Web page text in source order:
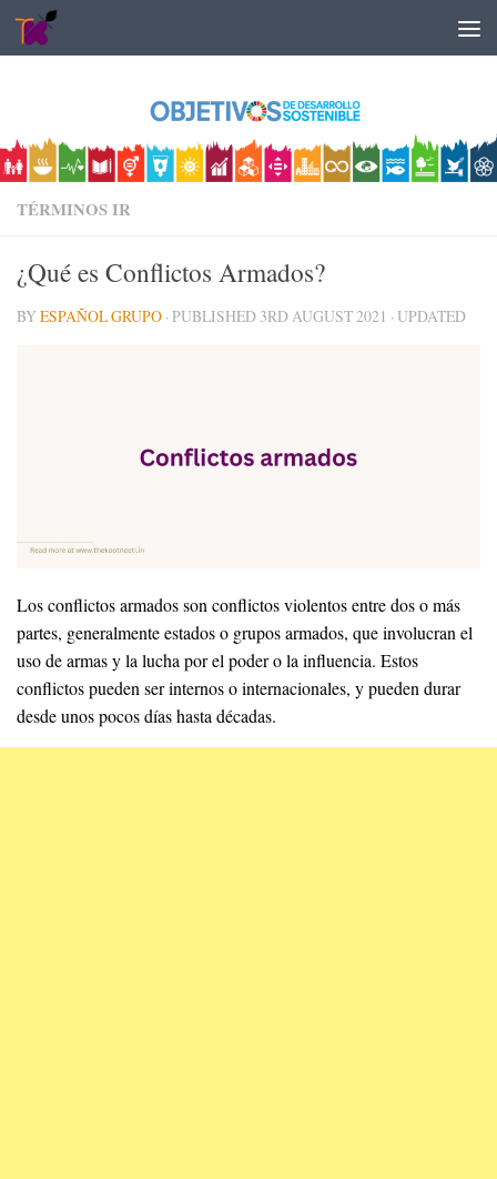
Skip to content
TÉRMINOS IR
¿Qué es Conflictos Armados?
BYESPAÑOL GRUPO · PUBLISHED 3RD AUGUST 2021 · UPDATED
Los conflictos armados son conflictos violentos entre dos o más
partes, generalmente estados o grupos armados, que involucran el
uso de armas y la lucha por el poder o la influencia. Estos
conflictos pueden ser internos o internacionales, y pueden durar
desde unos pocos días hasta décadas.